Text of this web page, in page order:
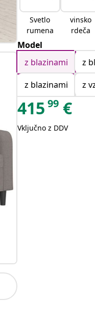
Svetlo
rumena
vinsko
rdeča
Model
z blazinami
z
z blazinami
z
415 99 €
Vključno z DDV